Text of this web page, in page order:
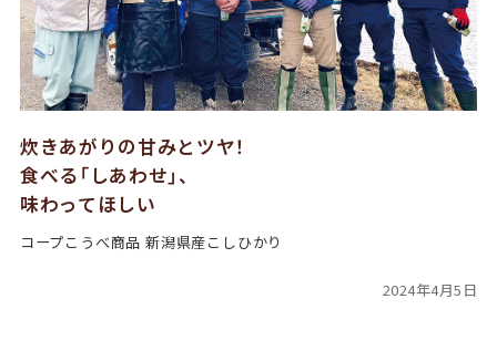
炊きあがりの甘みとツヤ！
食べる「しあわせ」、
味わってほしい
コープこうべ商品 新潟県産こしひかり
2024年4月5日